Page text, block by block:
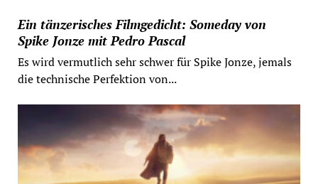
Ein tänzerisches Filmgedicht: Someday von
Spike Jonze mit Pedro Pascal
Es wird vermutlich sehr schwer für Spike Jonze, jemals
die technische Perfektion von...